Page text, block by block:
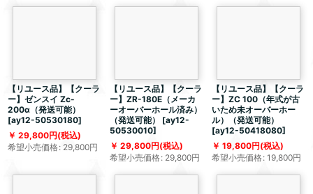
【リユース品】【クーラ
ー】ゼンスイ Zc-
200α（発送可能）
[ay12-50530180]
29,800円(税込)
希望小売価格: 29,800円
【リユース品】【クーラ
ー】ZR-180E（メーカ
ーオーバーホール済み）
（発送可能）
[ay12-
50530010]
29,800円(税込)
希望小売価格: 29,800円
【リユース品】【クーラ
ー】ZC 100（年式が古
いため未オーバーホー
ル）（発送可能）
[ay12-50418080]
19,800円(税込)
希望小売価格: 19,800円